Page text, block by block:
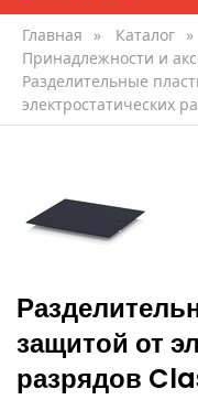
Главная » Каталог »
Принадлежности и
Разделительные
электростатических
защитой от
разрядов